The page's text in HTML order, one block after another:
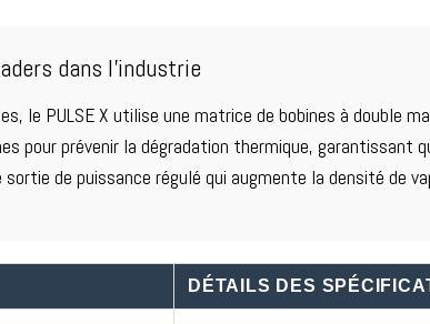
dans l'industrie
le PULSE X utilise une matrice de bobines à
pour prévenir la dégradation thermique,
de puissance régulé qui augmente la densité de
DÉTAILS DES